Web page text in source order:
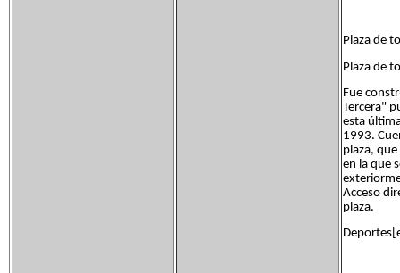
Plaza de
Plaza de
Fue
Tercera"
esta
1993.
plaza,
en la que
Acceso
plaza.